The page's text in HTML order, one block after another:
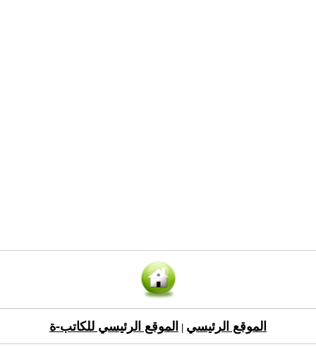
الموقع الرئيسي الموقع الرئيسي للكاتب-ة